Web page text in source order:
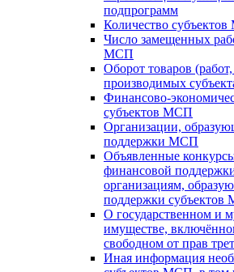
подпрограмм
Количество
Число замещенных
МСП
Оборот товаров
производимых
Финансово-
субъектов МСП
Организации,
поддержки МСП
Объявленные
финансовой
организациям,
поддержки
О государственном и
имуществе,
свободном от прав
Иная информация